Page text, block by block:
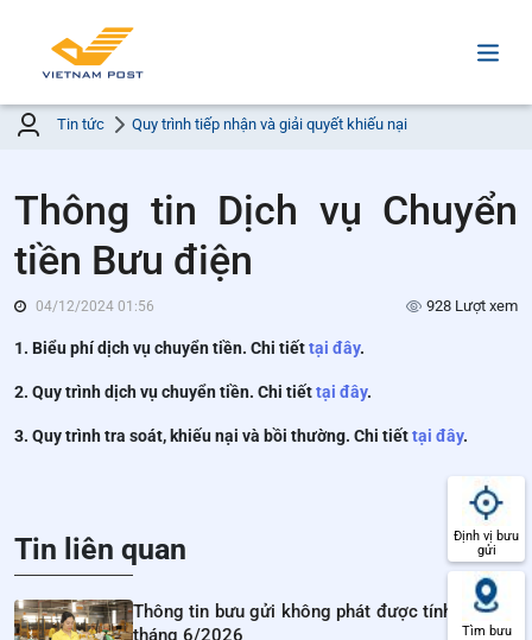
Tin tức Quy trình tiếp nhận và giải quyết khiếu nại
Thông tin Dịch vụ Chuyển
tiền Bưu điện
04/12/2024 01:56 928 Lượt xem
1. Biểu phí dịch vụ chuyển tiền. Chi tiếttại đây.
2. Quy trình dịch vụ chuyển tiền. Chi tiếttại đây.
3. Quy trình tra soát, khiếu nại và bồi thường. Chi tiếttại đây.
Tin liên quan
Thông tin bưu gửi không phát được tính đến hết
tháng 6/2026
Định vị bưu
gửi
Tìm bưu